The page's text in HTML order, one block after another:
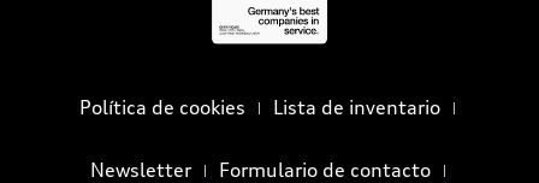
Política de cookies Lista de inventario
Newsletter Formulario de contacto